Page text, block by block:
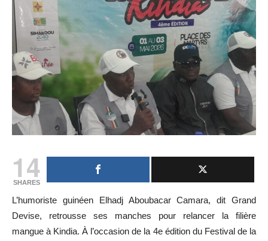
14
SHARES
L’humoriste guinéen Elhadj Aboubacar Camara, dit Grand
Devise, retrousse ses manches pour relancer la filière
mangue à Kindia. À l’occasion de la 4e édition du Festival de la